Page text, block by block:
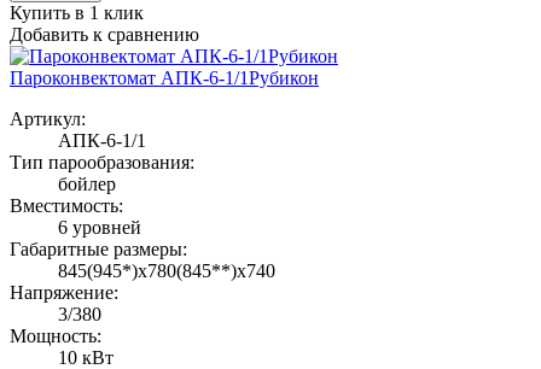
Купить в 1 клик
Добавить к сравнению
Пароконвектомат АПК-6-1/1Рубикон
Артикул:
АПК-6-1/1
Тип парообразования:
бойлер
Вместимость:
6 уровней
Габаритные размеры:
845(945*)х780(845**)х740
Напряжение:
3/380
Мощность:
10 кВт